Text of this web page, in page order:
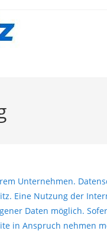
Unternehmen.
Eine Nutzung der
Daten möglich.
in Anspruch nehmen